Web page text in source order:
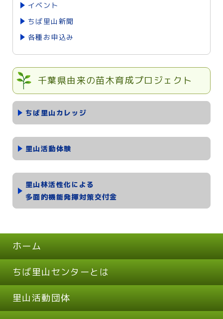
イベント
ちば里山新聞
各種お申込み
千葉県由来の苗木育成プロジェクト
ちば里山カレッジ
里山活動体験
里山林活性化による
多面的機能発揮対策交付金
ホーム
ちば里山センターとは
里山活動団体